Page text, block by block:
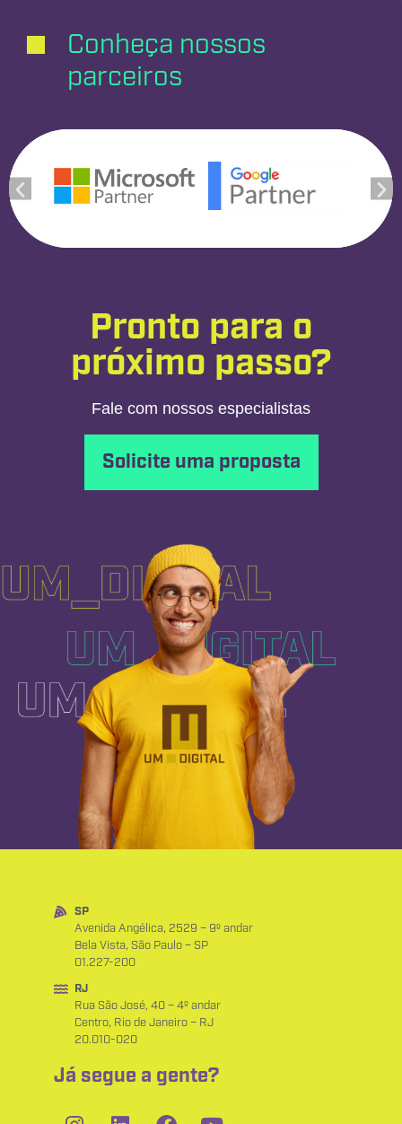
Conheça nossos
parceiros
Pronto para o
próximo passo?
Fale com nossos especialistas
Solicite uma proposta
SP
Avenida Angélica, 2529 – 9º andar
Bela Vista, São Paulo – SP
01.227-200
RJ
Rua São José, 40 – 4º andar
Centro, Rio de Janeiro – RJ
20.010-020
Já segue a gente?